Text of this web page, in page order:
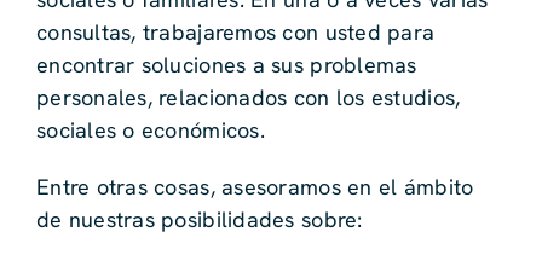
consultas, trabajaremos con usted para
encontrar soluciones a sus problemas
personales, relacionados con los estudios,
sociales o económicos.
Entre otras cosas, asesoramos en el ámbito
de nuestras posibilidades sobre: